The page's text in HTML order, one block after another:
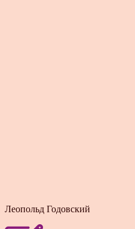
Леопольд Годовский